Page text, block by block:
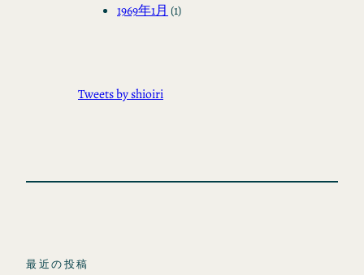
1969年1月 (1)
Tweets by shioiri
最近の投稿